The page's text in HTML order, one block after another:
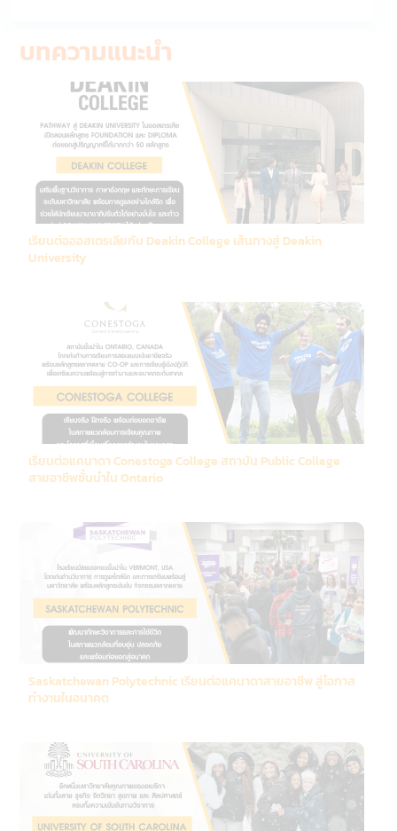
บทความแนะนำ
เรียนต่อออสเตรเลียกับ Deakin College เส้นทางสู่ Deakin
University
เรียนต่อแคนาดา Conestoga College สถาบัน Public College
สายอาชีพชั้นนำใน Ontario
Saskatchewan Polytechnic เรียนต่อแคนาดาสายอาชีพ สู่โอกาส
ทำงานในอนาคต